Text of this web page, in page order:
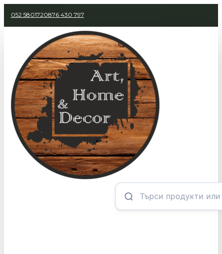
052 5801720876 430 797